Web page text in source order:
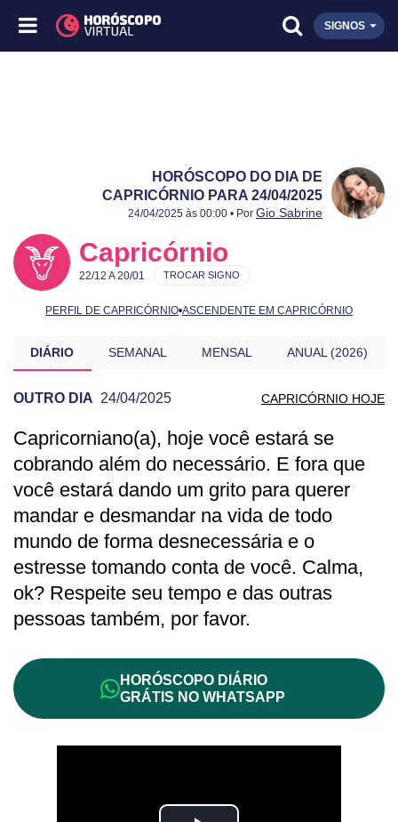
SIGNOS
HORÓSCOPO DO DIA DE
CAPRICÓRNIO PARA 24/04/2025
Publicado:
24/04/2025
Atualizado:
24/04/2025
24/04/2025 às 00:00 • Por Gio Sabrine
Capricórnio
22/12 A 20/01
PERFIL DE CAPRICÓRNIO•ASCENDENTE EM CAPRICÓRNIO
TROCAR SIGNO
DIÁRIO SEMANAL MENSAL ANUAL (2026)
OUTRO DIA 24/04/2025 CAPRICÓRNIO HOJE
PREVISÃO DE CAPRICÓRNIO PARA
Capricorniano(a), hoje você estará se
cobrando além do necessário. E fora que
você estará dando um grito para querer
mandar e desmandar na vida de todo
mundo de forma desnecessária e o
estresse tomando conta de você. Calma,
ok? Respeite seu tempo e das outras
pessoas também, por favor.
HORÓSCOPO DIÁRIO
GRÁTIS NO WHATSAPP